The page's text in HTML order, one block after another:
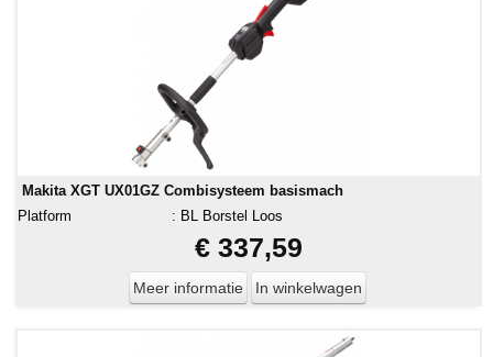
Makita XGT UX01GZ Combisysteem basismach
Platform
: BL Borstel Loos
€ 337,59
Meer informatie In winkelwagen